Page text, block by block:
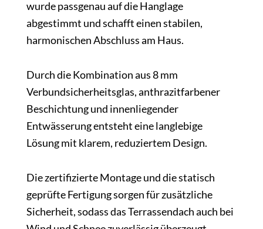
wurde passgenau auf die Hanglage
abgestimmt und schafft einen stabilen,
harmonischen Abschluss am Haus.
Durch die Kombination aus 8 mm
Verbundsicherheitsglas, anthrazitfarbener
Beschichtung und innenliegender
Entwässerung entsteht eine langlebige
Lösung mit klarem, reduziertem Design.
Die zertifizierte Montage und die statisch
geprüfte Fertigung sorgen für zusätzliche
Sicherheit, sodass das Terrassendach auch bei